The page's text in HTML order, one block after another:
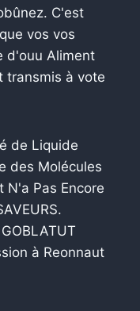
C'est
vos vos
d'ouu Aliment
transmis à vote
de Liquide
des Molécules
N'a Pas Encore
à Reonnaut